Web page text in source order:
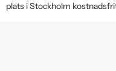
plats i Stockholm